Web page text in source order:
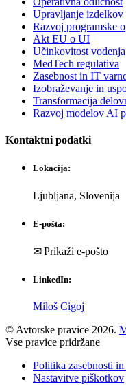
Upravljanje izdelkov
Razvoj programske
Akt EU o UI
Učinkovitost vodenja
MedTech regulativa
Zasebnost in IT
Izobraževanje in
Transformacija
Razvoj modelov AI
Kontaktni podatki
Lokacija:
Ljubljana, Slovenija
E-pošta:
✉ Prikaži e-pošto
LinkedIn:
Miloš Cigoj
© Avtorske pravice 2026.
Vse pravice pridržane
Politika zasebnosti
Nastavitve piškotkov